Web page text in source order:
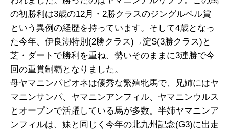
の初勝利は3歳の12月・2勝クラスのジングルベル賞
という異例の経歴を持っています。そして4歳となっ
た今年、伊良湖特別(2勝クラス)→淀S(3勝クラス)と
芝・ダートで勝利を重ね、勢いそのままに3連勝で今
回の重賞制覇となりました。
母ヤマニンパピオネは優秀な繁殖牝馬で、兄姉にはヤ
マニンサンパ、ヤマニンアンフィル、ヤマニンウルス
とオープンで活躍している馬が多数。半姉ヤマニンア
ンフィルは、妹と同じく今年の北九州記念(G3)に出走